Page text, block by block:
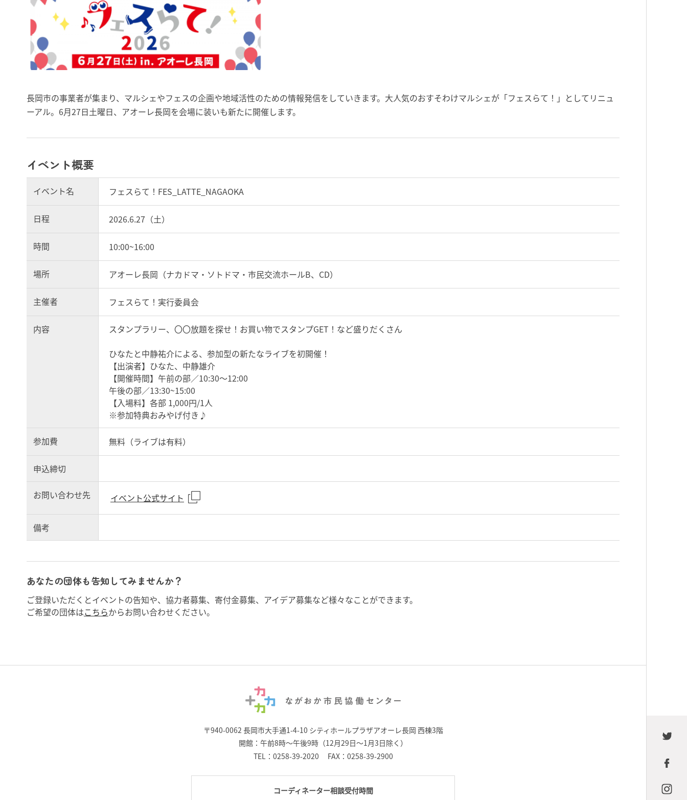
長岡市の事業者が集まり、マルシェやフェスの企画や地域活性のための情報発信をしていきます。大人気のおすそわけマルシェが「フェスらて！」としてリニュ
ーアル。6月27日土曜日、アオーレ長岡を会場に装いも新たに開催します。
イベント概要
イベント名 フェスらて！FES_LATTE_NAGAOKA
日程 2026.6.27（土）
時間 10:00~16:00
場所 アオーレ長岡（ナカドマ・ソトドマ・市民交流ホールB、CD）
主催者 フェスらて！実行委員会
内容
スタンプラリー、〇〇放題を探せ！お買い物でスタンプGET！など盛りだくさん
ひなたと中静祐介による、参加型の新たなライブを初開催！
【出演者】ひなた、中静雄介
【開催時間】午前の部／10:30～12:00
午後の部／13:30~15:00
【入場料】各部 1,000円/1人
※参加特典おみやげ付き♪
参加費 無料（ライブは有料）
申込締切
お問い合わせ先 イベント公式サイト
備考
あなたの団体も告知してみませんか？
ご登録いただくとイベントの告知や、協力者募集、寄付金募集、アイデア募集など様々なことができます。
ご希望の団体はこちらからお問い合わせください。
〒940-0062 長岡市大手通1-4-10 シティホールプラザアオーレ長岡 西棟3階
開館：午前8時～午後9時（12月29日～1月3日除く）
TEL： 0258-39-2020 FAX：0258-39-2900
コーディネーター相談受付時間